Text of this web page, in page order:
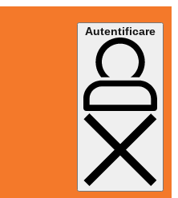
Autentificare